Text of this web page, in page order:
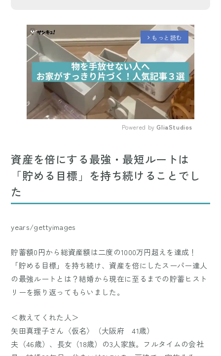
arrow_forward_ios もっと読む
Powered by GliaStudios
資産を倍にする最強・最短ルートは
「貯める目標」を持ち続けることでし
た
years/gettyimages
貯蓄額0円から総資産額は二度の1000万円超えを達成！
「貯める目標」を持ち続け、資産を倍にしたスーパー達人
の最強ルートとは？結婚から現在に至るまでの貯蓄ヒスト
リーを振り返ってもらいました。
＜教えてくれた人＞
矢田真理子さん〈仮名〉（大阪府 41歳）
夫（46歳）、長女（18歳）の3人家族。フルタイムの会社